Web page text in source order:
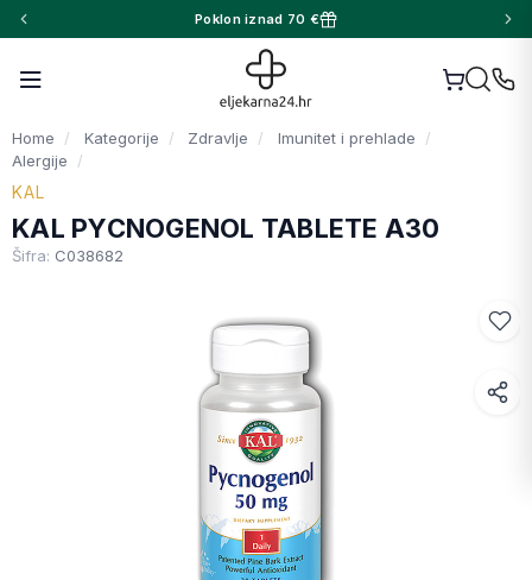
Poklon iznad 70 €
Home Kategorije Zdravlje
Imunitet i prehlade
Alergije
KAL
KAL PYCNOGENOL TABLETE A30
Šifra: C038682
Facebook
WhatsApp